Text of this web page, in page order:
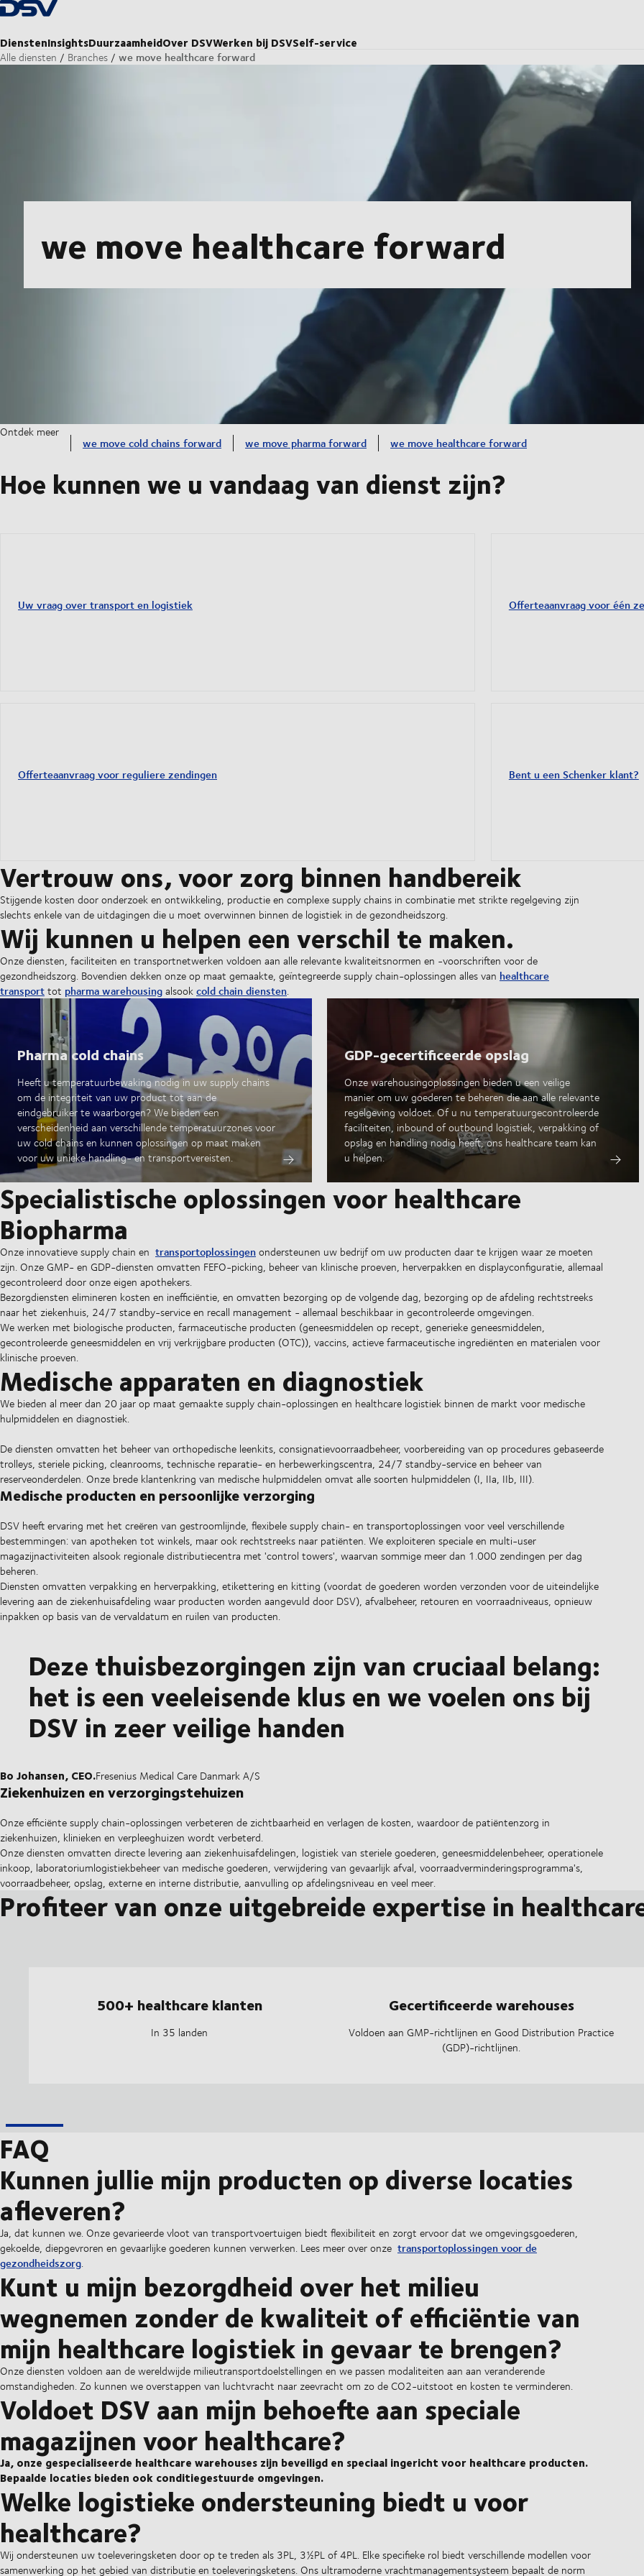
Terug naar startpagina
DienstenInsightsDuurzaamheidOver DSVWerken bij DSVSelf-service
Alle diensten Branches we move healthcare forward
we move healthcare forward
Ontdek meer
we move cold chains forward we move pharma forward we move healthcare forward
Hoe kunnen we u vandaag van dienst zijn?
Uw vraag over transport en logistiek Offerteaanvraag voor één
Offerteaanvraag voor reguliere zendingen Bent u een Schenker klant?
Vertrouw ons, voor zorg binnen handbereik
Stijgende kosten door onderzoek en ontwikkeling, productie en complexe supply chains in combinatie met strikte regelgeving zijn
slechts enkele van de uitdagingen die u moet overwinnen binnen de logistiek in de gezondheidszorg.
Wij kunnen u helpen een verschil te maken.
Onze diensten, faciliteiten en transportnetwerken voldoen aan alle relevante kwaliteitsnormen en -voorschriften voor de
gezondheidszorg. Bovendien dekken onze op maat gemaakte, geïntegreerde supply chain-oplossingen alles van healthcare
transporttot pharma warehousingalsookcold chain diensten.
Pharma cold chains
Heeft u temperatuurbewaking nodig in uw supply chains
om de integriteit van uw product tot aan de
eindgebruiker te waarborgen? We bieden een
verscheidenheid aan verschillende temperatuurzones voor
uw cold chains en kunnen oplossingen op maat maken
voor uw unieke handling- en transportvereisten.
GDP-gecertificeerde opslag
Onze warehousingoplossingen bieden u een veilige
manier om uw goederen te beheren die aan alle relevante
regelgeving voldoet. Of u nu temperatuurgecontroleerde
faciliteiten, inbound of outbound logistiek, verpakking of
opslag en handling nodig heeft, ons healthcare team kan
u helpen.
Specialistische oplossingen voor healthcare
Biopharma
Onze innovatieve supply chain en transportoplossingenondersteunen uw bedrijf om uw producten daar te krijgen waar ze moeten
zijn. Onze GMP- en GDP-diensten omvatten FEFO-picking, beheer van klinische proeven, herverpakken en displayconfiguratie, allemaal
gecontroleerd door onze eigen apothekers.
Bezorgdiensten elimineren kosten en inefficiëntie, en omvatten bezorging op de volgende dag, bezorging op de afdeling rechtstreeks
naar het ziekenhuis, 24/7 standby-service en recall management - allemaal beschikbaar in gecontroleerde omgevingen.
We werken met biologische producten, farmaceutische producten (geneesmiddelen op recept, generieke geneesmiddelen,
gecontroleerde geneesmiddelen en vrij verkrijgbare producten (OTC)), vaccins, actieve farmaceutische ingrediënten en materialen voor
klinische proeven.
Medische apparaten en diagnostiek
We bieden al meer dan 20 jaar op maat gemaakte supply chain-oplossingen en healthcare logistiek binnen de markt voor medische
hulpmiddelen en diagnostiek.
De diensten omvatten het beheer van orthopedische leenkits, consignatievoorraadbeheer, voorbereiding van op procedures gebaseerde
trolleys, steriele picking, cleanrooms, technische reparatie- en herbewerkingscentra, 24/7 standby-service en beheer van
reserveonderdelen. Onze brede klantenkring van medische hulpmiddelen omvat alle soorten hulpmiddelen (I, IIa, IIb, III).
Medische producten en persoonlijke verzorging
DSV heeft ervaring met het creëren van gestroomlijnde, flexibele supply chain- en transportoplossingen voor veel verschillende
bestemmingen: van apotheken tot winkels, maar ook rechtstreeks naar patiënten. We exploiteren speciale en multi-user
magazijnactiviteiten alsook regionale distributiecentra met 'control towers', waarvan sommige meer dan 1.000 zendingen per dag
beheren.
Diensten omvatten verpakking en herverpakking, etikettering en kitting (voordat de goederen worden verzonden voor de uiteindelijke
levering aan de ziekenhuisafdeling waar producten worden aangevuld door DSV), afvalbeheer, retouren en voorraadniveaus, opnieuw
inpakken op basis van de vervaldatum en ruilen van producten.
Deze thuisbezorgingen zijn van cruciaal belang:
het is een veeleisende klus en we voelen ons bij
DSV in zeer veilige handen
Bo Johansen, CEO.Fresenius Medical Care Danmark A/S
Ziekenhuizen en verzorgingstehuizen
Onze efficiënte supply chain-oplossingen verbeteren de zichtbaarheid en verlagen de kosten, waardoor de patiëntenzorg in
ziekenhuizen, klinieken en verpleeghuizen wordt verbeterd.
Onze diensten omvatten directe levering aan ziekenhuisafdelingen, logistiek van steriele goederen, geneesmiddelenbeheer, operationele
inkoop, laboratoriumlogistiekbeheer van medische goederen, verwijdering van gevaarlijk afval, voorraadverminderingsprogramma's,
voorraadbeheer, opslag, externe en interne distributie, aanvulling op afdelingsniveau en veel meer.
Profiteer van onze uitgebreide expertise in
500+ healthcare klanten
In 35 landen
Gecertificeerde warehouses
Voldoen aan GMP-richtlijnen en Good Distribution Practice
(GDP)-richtlijnen.
FAQ
Kunnen jullie mijn producten op diverse locaties
afleveren?
Ja, dat kunnen we. Onze gevarieerde vloot van transportvoertuigen biedt flexibiliteit en zorgt ervoor dat we omgevingsgoederen,
gekoelde, diepgevroren en gevaarlijke goederen kunnen verwerken. Lees meer over onze transportoplossingen voor de
gezondheidszorg.
Kunt u mijn bezorgdheid over het milieu
wegnemen zonder de kwaliteit of efficiëntie van
mijn healthcare logistiek in gevaar te brengen?
Onze diensten voldoen aan de wereldwijde milieutransportdoelstellingen en we passen modaliteiten aan aan veranderende
omstandigheden. Zo kunnen we overstappen van luchtvracht naar zeevracht om zo de CO2-uitstoot en kosten te verminderen.
Voldoet DSV aan mijn behoefte aan speciale
magazijnen voor healthcare?
Ja, onze gespecialiseerde healthcare warehouses zijn beveiligd en speciaal ingericht voor healthcare producten.
Bepaalde locaties bieden ook conditiegestuurde omgevingen.
Welke logistieke ondersteuning biedt u voor
healthcare?
Wij ondersteunen uw toeleveringsketen door op te treden als 3PL, 3½PL of 4PL. Elke specifieke rol biedt verschillende modellen voor
samenwerking op het gebied van distributie en toeleveringsketens. Ons ultramoderne vrachtmanagementsysteem bepaalt de norm